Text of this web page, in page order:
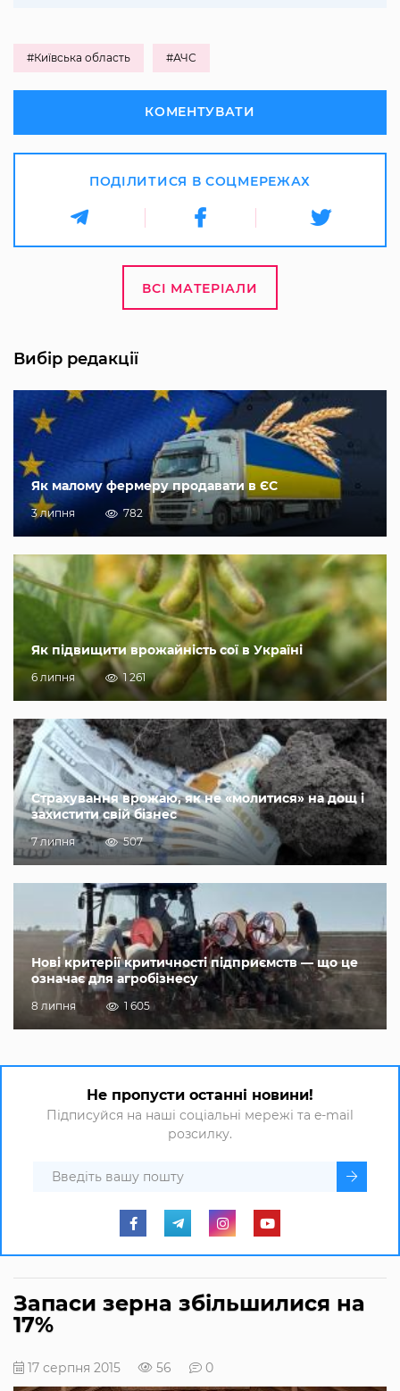
#Київська область #АЧС
КОМЕНТУВАТИ
ПОДІЛИТИСЯ В СОЦМЕРЕЖАХ
ВСІ МАТЕРІАЛИ
Вибір редакції
Як малому фермеру продавати в ЄС
3 липня 782
Як підвищити врожайність сої в Україні
6 липня 1 261
Страхування врожаю, як не «молитися» на дощ і
захистити свій бізнес
7 липня 507
Нові критерії критичності підприємств — що це
означає для агробізнесу
8 липня 1 605
Не пропусти останні новини!
Підписуйся на наші соціальні мережі та e-mail
розсилку.
Запаси зерна збільшилися на
17%
17 серпня 2015 56 0